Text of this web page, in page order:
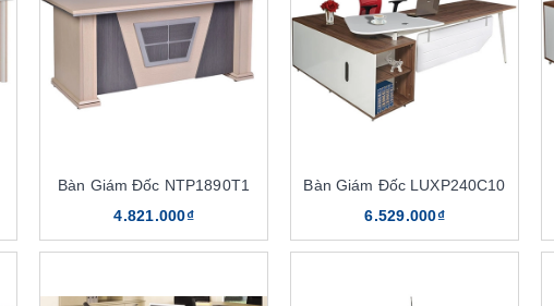
Bàn Giám Đốc NTP1890T1
4.821.000₫
Bàn Giám Đốc LUXP240C10
6.529.000₫